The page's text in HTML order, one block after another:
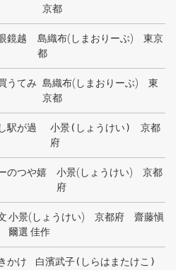
京都
鏡越
島織布(しまおりーぶ) 東京
都
うてみ 島織布(しまおりーぶ) 東
京都
駅が過
小景(しょうけい)
京都
府
のつや嬉
小景(しょうけい) 京都
府
小景(しょうけい) 京都府 齋藤愼
爾選 佳作
かけ
白濱武子(しらはまたけこ)